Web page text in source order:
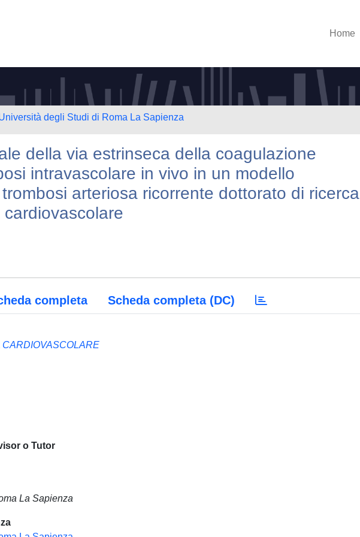
Home
degli Studi di Roma La Sapienza
della via estrinseca della coagulazione
intravascolare in vivo in un modello
arteriosa ricorrente dottorato di ricerca
completa Scheda completa (DC)
o Tutor
La Sapienza